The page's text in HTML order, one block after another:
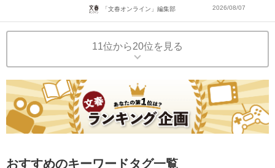
「文春オンライン」編集部 2026/08/07
11位から20位を見る
おすすめのキーワードタグ一覧